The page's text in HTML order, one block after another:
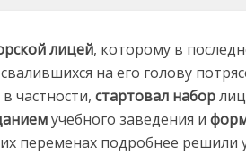
лицей, которому в
на его голову
частности, стартовал набор
учебного заведения и
переменах подробнее решили